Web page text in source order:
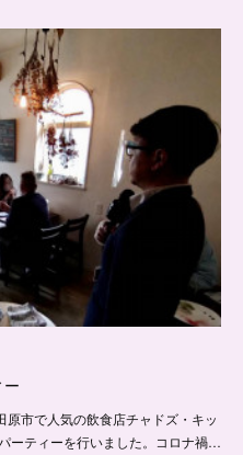
市で人気の飲食店チャドズ・キッ
ーティーを行いました。コロナ禍…